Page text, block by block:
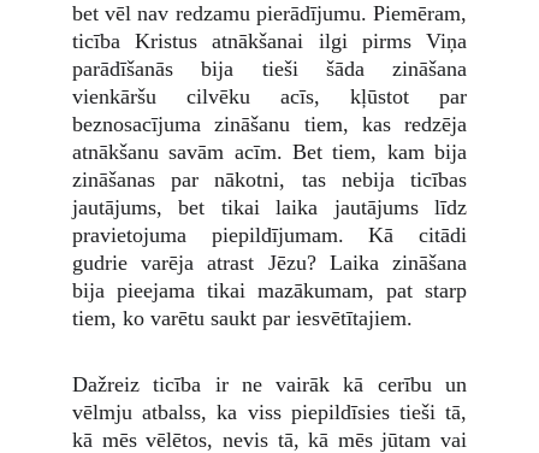
bet vēl nav redzamu pierādījumu. Piemēram,
ticība Kristus atnākšanai ilgi pirms Viņa
parādīšanās bija tieši šāda zināšana
vienkāršu cilvēku acīs, kļūstot par
beznosacījuma zināšanu tiem, kas redzēja
atnākšanu savām acīm. Bet tiem, kam bija
zināšanas par nākotni, tas nebija ticības
jautājums, bet tikai laika jautājums līdz
pravietojuma piepildījumam. Kā citādi
gudrie varēja atrast Jēzu? Laika zināšana
bija pieejama tikai mazākumam, pat starp
tiem, ko varētu saukt par iesvētītajiem.
Dažreiz ticība ir ne vairāk kā cerību un
vēlmju atbalss, ka viss piepildīsies tieši tā,
kā mēs vēlētos, nevis tā, kā mēs jūtam vai